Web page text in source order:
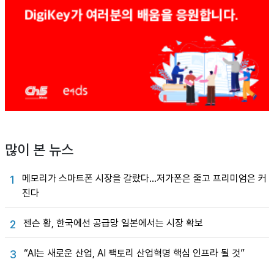
많이 본 뉴스
1
메모리가 스마트폰 시장을 갈랐다…저가폰은 줄고 프리미엄은 커
진다
2 젠슨 황, 한국에선 공급망 일본에서는 시장 확보
3 “AI는 새로운 산업, AI 팩토리 산업혁명 핵심 인프라 될 것”